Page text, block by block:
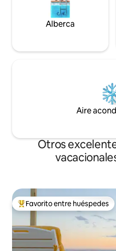
Alberca
Aire
Otros
De los mejores en Favorito
Favorito entre huéspedes